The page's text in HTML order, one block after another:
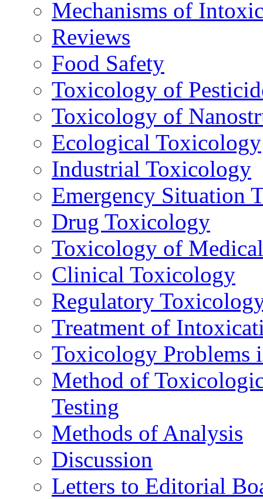
Mechanisms of
Reviews
Food Safety
Toxicology of
Toxicology of
Ecological Toxicology
Industrial Toxicology
Emergency Situation
Drug Toxicology
Toxicology of
Clinical Toxicology
Regulatory
Treatment of
Toxicology Problems
Method of
Testing
Methods of Analysis
Discussion
Letters to Editorial